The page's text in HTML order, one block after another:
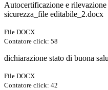
Autocertificazione e
sicurezza_file editabile_2.docx
File DOCX
Contatore click: 58
dichiarazione stato di buona
File DOCX
Contatore click: 42